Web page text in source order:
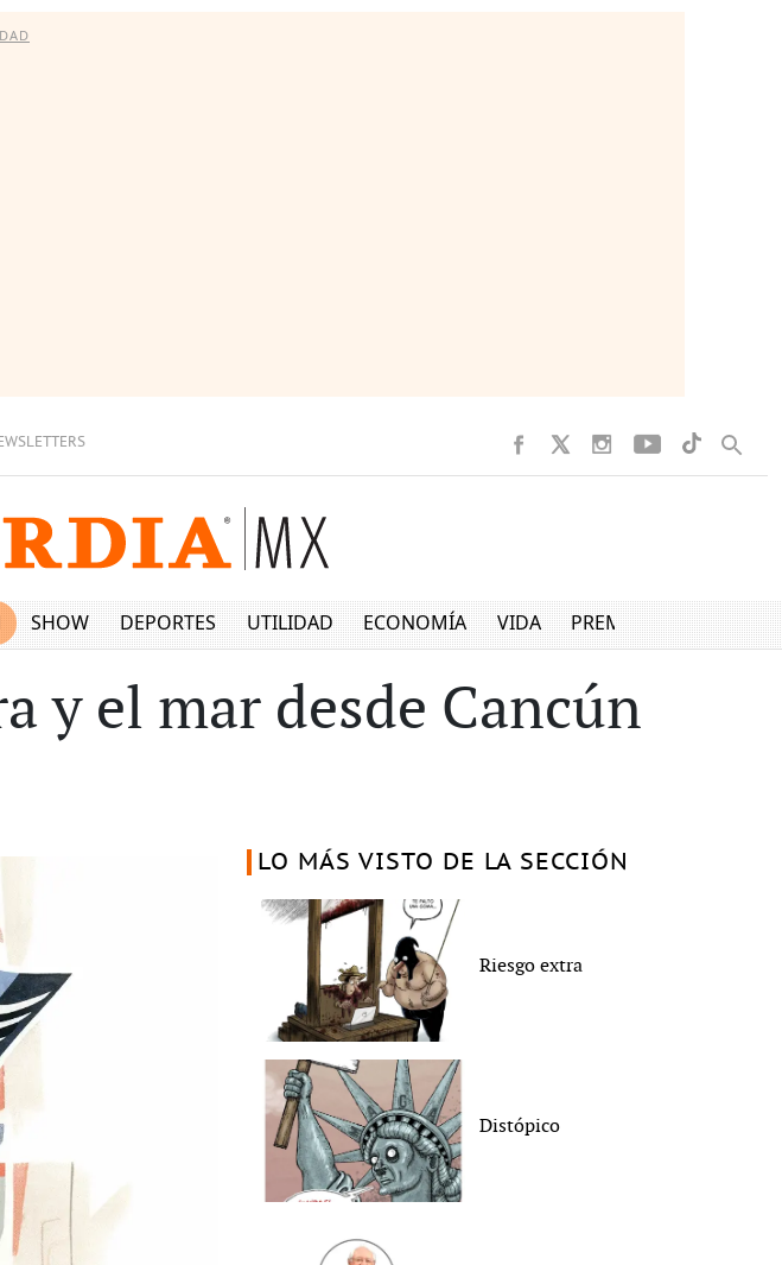
SHOW DEPORTES UTILIDAD ECONOMÍA VIDA PREMIUM
y el mar desde Cancún
LO MÁS VISTO DE LA SECCIÓN
Riesgo extra
Distópico